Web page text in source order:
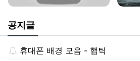
공지글
휴대폰 배경 모음 - 햅틱